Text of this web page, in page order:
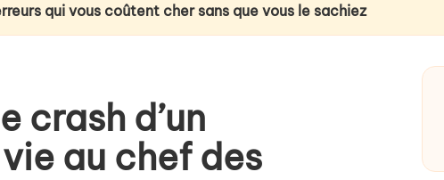
qui vous coûtent cher sans que vous le sachiez
du livret A : ce qu’il faut savoir
VR Meta Quest 3 au-delà du jeu vidéo
crash d’un
au chef des